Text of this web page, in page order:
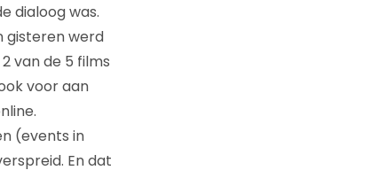
dialoog was.
gisteren werd
van de 5 films
voor aan
(events in
En dat